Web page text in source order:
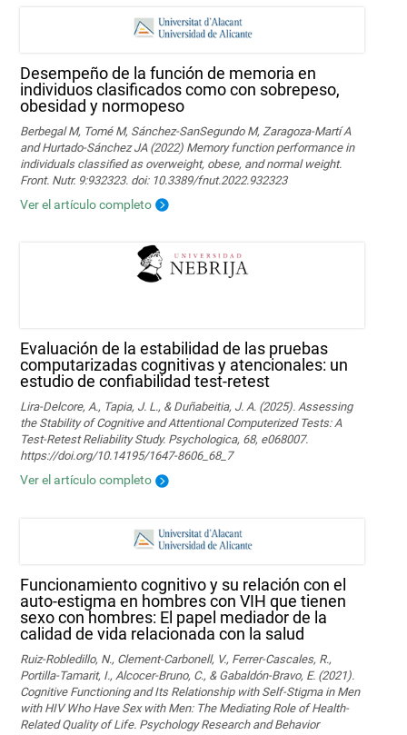
Desempeño de la función de memoria en
individuos clasificados como con sobrepeso,
obesidad y normopeso
Berbegal M, Tomé M, Sánchez-SanSegundo M, Zaragoza-Martí A
and Hurtado-Sánchez JA (2022) Memory function performance in
individuals classified as overweight, obese, and normal weight.
Front. Nutr. 9:932323. doi: 10.3389/fnut.2022.932323
Ver el artículo completo
Evaluación de la estabilidad de las pruebas
computarizadas cognitivas y atencionales: un
estudio de confiabilidad test-retest
Lira-Delcore, A., Tapia, J. L., & Duñabeitia, J. A. (2025). Assessing
the Stability of Cognitive and Attentional Computerized Tests: A
Test-Retest Reliability Study. Psychologica, 68, e068007.
https://doi.org/10.14195/1647-8606_68_7
Ver el artículo completo
Funcionamiento cognitivo y su relación con el
auto-estigma en hombres con VIH que tienen
sexo con hombres: El papel mediador de la
calidad de vida relacionada con la salud
Ruiz-Robledillo, N., Clement-Carbonell, V., Ferrer-Cascales, R.,
Portilla-Tamarit, I., Alcocer-Bruno, C., & Gabaldón-Bravo, E. (2021).
Cognitive Functioning and Its Relationship with Self-Stigma in Men
with HIV Who Have Sex with Men: The Mediating Role of Health-
Related Quality of Life. Psychology Research and Behavior